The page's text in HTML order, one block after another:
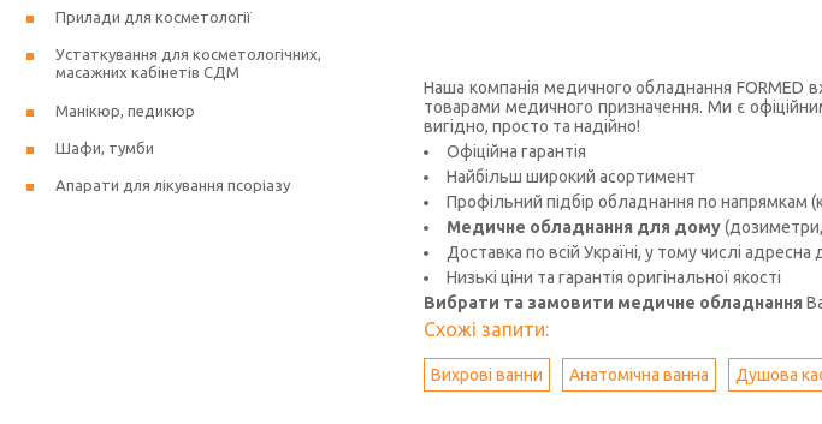
Наша компанія медичного обладнання FORMED
товарами медичного призначення. Ми є
вигідно, просто та надійно!
Офіційна гарантія
Найбільш широкий асортимент
Профільний підбір обладнання по напрямкам
Медичне обладнання для дому(дозиметри,
Доставка по всій Україні, у тому числі
Низькі ціни та гарантія оригінальної якості
Вибрати та замовити медичне обладнання
Схожі запити:
Вихрові ванни Анатомічна ванна Душова
Прилади для косметології
Устаткування для косметологічних,
масажних кабінетів СДМ
Манікюр, педикюр
Шафи, тумби
Апарати для лікування псоріазу